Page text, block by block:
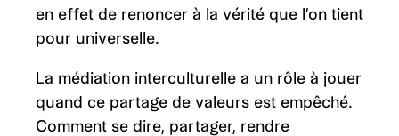
en effet de renoncer à la vérité que l’on tient
pour universelle.
La médiation interculturelle a un rôle à jouer
quand ce partage de valeurs est empêché.
Comment se dire, partager, rendre